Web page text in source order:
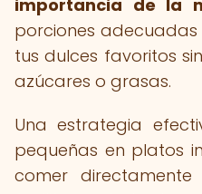
importancia de la
porciones
tus dulces favoritos
azúcares o grasas.
Una estrategia
pequeñas en platos
comer